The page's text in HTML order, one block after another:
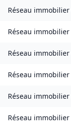
Réseau immobilier
Réseau immobilier
Réseau immobilier
Réseau immobilier
Réseau immobilier
Réseau immobilier